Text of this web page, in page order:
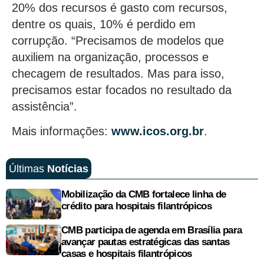
20% dos recursos é gasto com recursos,
dentre os quais, 10% é perdido em
corrupção. “Precisamos de modelos que
auxiliem na organização, processos e
checagem de resultados. Mas para isso,
precisamos estar focados no resultado da
assistência”.
Mais informações: www.icos.org.br.
Últimas Notícias
Mobilização da CMB fortalece linha de
crédito para hospitais filantrópicos
CMB participa de agenda em Brasília para
avançar pautas estratégicas das santas
casas e hospitais filantrópicos